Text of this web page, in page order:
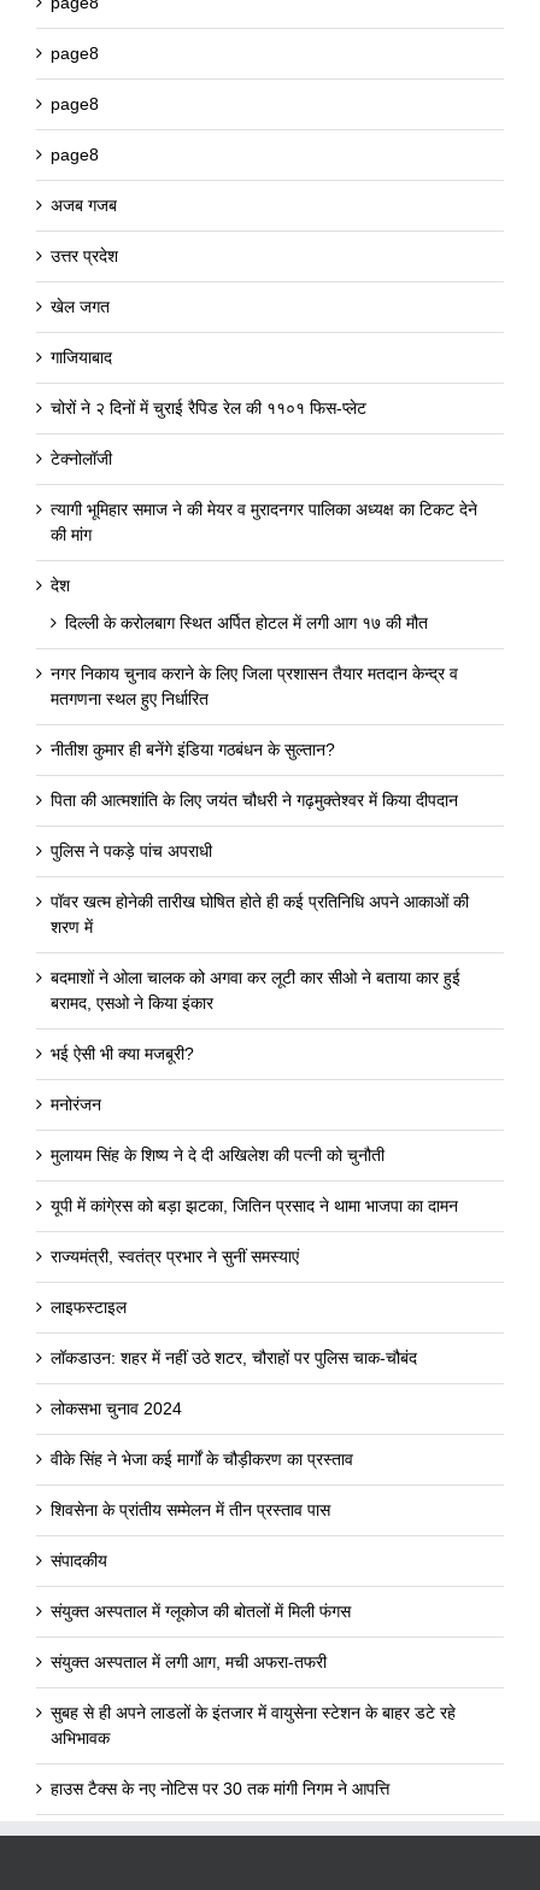
page8
page8
page8
अजब गजब
उत्तर प्रदेश
खेल जगत
गाजियाबाद
चोरों ने २ दिनों में चुराई रैपिड रेल की ११०१ फिस-प्लेट
टेक्नोलॉजी
त्यागी भूमिहार समाज ने की मेयर व मुरादनगर पालिका अध्यक्ष का टिकट देने
की मांग
देश
दिल्ली के करोलबाग स्थित अर्पित होटल में लगी आग १७ की मौत
नगर निकाय चुनाव कराने के लिए जिला प्रशासन तैयार मतदान केन्द्र व
मतगणना स्थल हुए निर्धारित
नीतीश कुमार ही बनेंगे इंडिया गठबंधन के सुल्तान?
पिता की आत्मशांति के लिए जयंत चौधरी ने गढ़मुक्तेश्वर में किया दीपदान
पुलिस ने पकड़े पांच अपराधी
पॉवर खत्म होनेकी तारीख घोषित होते ही कई प्रतिनिधि अपने आकाओं की
शरण में
बदमाशों ने ओला चालक को अगवा कर लूटी कार सीओ ने बताया कार हुई
बरामद, एसओ ने किया इंकार
भई ऐसी भी क्या मजबूरी?
मनोरंजन
मुलायम सिंह के शिष्य ने दे दी अखिलेश की पत्नी को चुनौती
यूपी में कांगे्रस को बड़ा झटका, जितिन प्रसाद ने थामा भाजपा का दामन
राज्यमंत्री, स्वतंत्र प्रभार ने सुनीं समस्याएं
लाइफस्टाइल
लॉकडाउन: शहर में नहीं उठे शटर, चौराहों पर पुलिस चाक-चौबंद
लोकसभा चुनाव 2024
वीके सिंह ने भेजा कई मार्गों के चौड़ीकरण का प्रस्ताव
शिवसेना के प्रांतीय सम्मेलन में तीन प्रस्ताव पास
संपादकीय
संयुक्त अस्पताल में ग्लूकोज की बोतलों में मिली फंगस
संयुक्त अस्पताल में लगी आग, मची अफरा-तफरी
सुबह से ही अपने लाडलों के इंतजार में वायुसेना स्टेशन के बाहर डटे रहे
अभिभावक
हाउस टैक्स के नए नोटिस पर 30 तक मांगी निगम ने आपत्ति